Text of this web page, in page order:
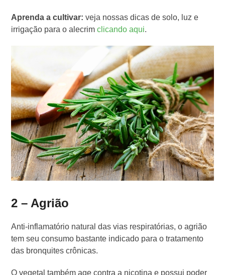
Aprenda a cultivar: veja nossas dicas de solo, luz e
irrigação para o alecrimclicando aqui.
2 – Agrião
Anti-inflamatório natural das vias respiratórias, o agrião
tem seu consumo bastante indicado para o tratamento
das bronquites crônicas.
O vegetal também age contra a nicotina e possui poder